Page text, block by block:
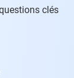
clés